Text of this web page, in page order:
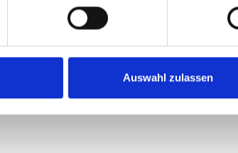
Auswahl zulassen